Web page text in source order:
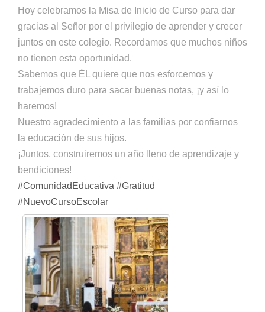
Hoy celebramos la Misa de Inicio de Curso para dar
gracias al Señor por el privilegio de aprender y crecer
juntos en este colegio. Recordamos que muchos niños
no tienen esta oportunidad.
Sabemos que ÉL quiere que nos esforcemos y
trabajemos duro para sacar buenas notas, ¡y así lo
haremos!
Nuestro agradecimiento a las familias por confiarnos
la educación de sus hijos.
¡Juntos, construiremos un año lleno de aprendizaje y
bendiciones!
#ComunidadEducativa #Gratitud
#NuevoCursoEscolar